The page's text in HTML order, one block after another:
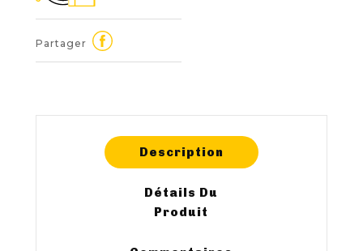
Partager
Description
Détails Du
Produit